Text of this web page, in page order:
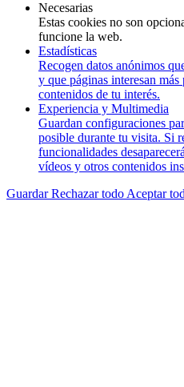
Necesarias
Estas cookies no son
funcione la web.
Estadísticas
Recogen datos anónimos
y que páginas interesan
contenidos de tu interés.
Experiencia y Multimedia
Guardan configuraciones
posible durante tu visita. Si
funcionalidades
vídeos y otros contenidos
GuardarRechazar todo Aceptar